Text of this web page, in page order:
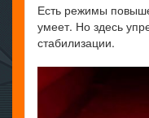
Есть режимы
умеет. Но здесь
стабилизации.